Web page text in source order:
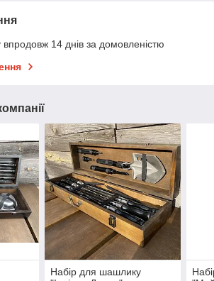
14 днів за домовленістю
Набір для шашлику